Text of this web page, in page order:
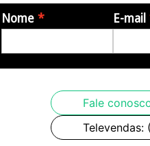
Nome E-mail
Fale
Televendas: